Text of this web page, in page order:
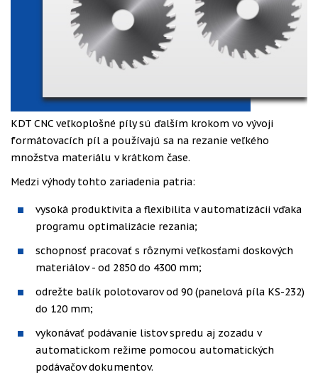
KDT CNC veľkoplošné píly sú ďalším krokom vo vývoji
formátovacích píl a používajú sa na rezanie veľkého
množstva materiálu v krátkom čase.
Medzi výhody tohto zariadenia patria:
vysoká produktivita a flexibilita v automatizácii vďaka
programu optimalizácie rezania;
schopnosť pracovať s rôznymi veľkosťami doskových
materiálov - od 2850 do 4300 mm;
odrežte balík polotovarov od 90 (panelová píla KS-232)
do 120 mm;
vykonávať podávanie listov spredu aj zozadu v
automatickom režime pomocou automatických
podávačov dokumentov.